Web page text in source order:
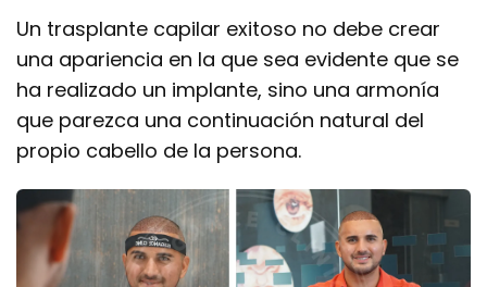
Un trasplante capilar exitoso no debe crear
una apariencia en la que sea evidente que se
ha realizado un implante, sino una armonía
que parezca una continuación natural del
propio cabello de la persona.